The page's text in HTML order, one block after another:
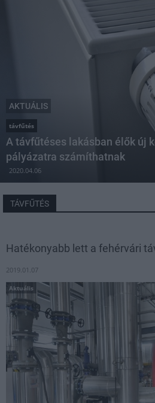
AKTUÁLIS
távfűtés
A távfűtéses lakásban élők új
pályázatra számíthatnak
2020.04.06
TÁVFŰTÉS
Hatékonyabb lett a fehérvári
2019.01.07
Aktuális